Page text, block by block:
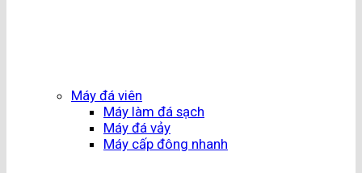
Máy đá viên
Máy làm đá sạch
Máy đá vảy
Máy cấp đông nhanh